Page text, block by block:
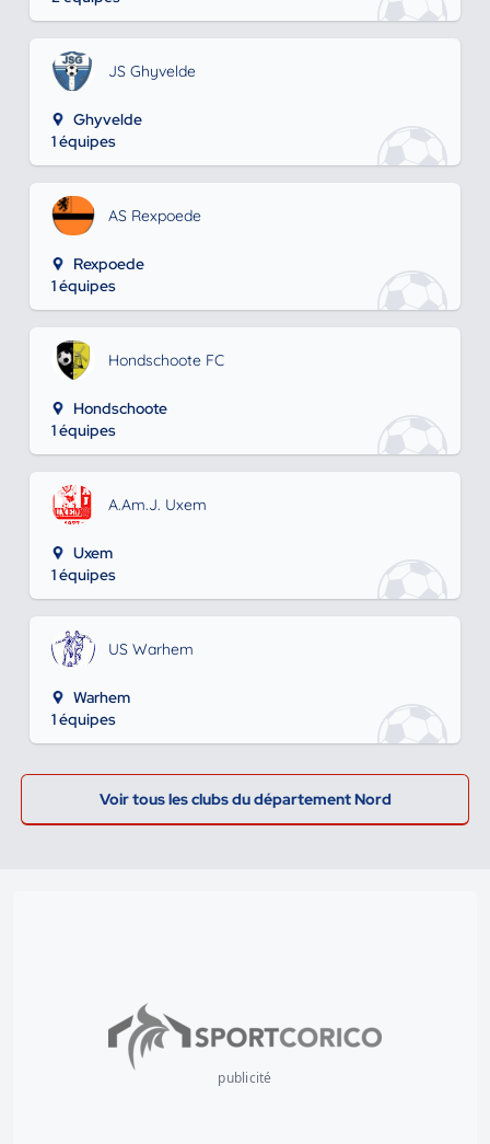
JS Ghyvelde
Ghyvelde
1 équipes
AS Rexpoede
Rexpoede
1 équipes
Hondschoote FC
Hondschoote
1 équipes
A.Am.J. Uxem
Uxem
1 équipes
US Warhem
Warhem
1 équipes
Voir tous les clubs du département Nord
publicité